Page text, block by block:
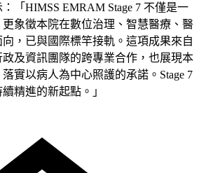
「HIMSS EMRAM Stage 7 不僅是一
象徵本院在數位治理、智慧醫療、醫
，已與國際標竿接軌。這項成果來自
及資訊團隊的跨專業合作，也展現本
實以病人為中心照護的承諾。Stage 7
精進的新起點。」